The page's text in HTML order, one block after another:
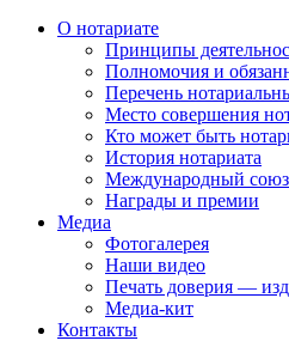
О нотариате
Принципы
Полномочия и
Перечень
Место совершения
Кто может быть
История нотариата
Международный союз
Награды и премии
Медиа
Фотогалерея
Наши видео
Печать доверия —
Медиа-кит
Контакты